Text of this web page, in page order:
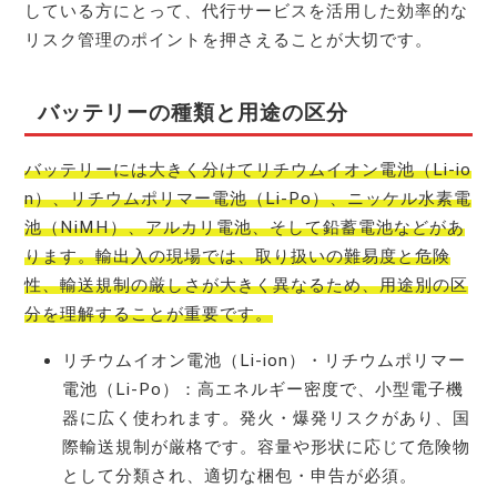
している方にとって、代行サービスを活用した効率的な
リスク管理のポイントを押さえることが大切です。
バッテリーの種類と用途の区分
バッテリーには大きく分けてリチウムイオン電池（Li-io
n）、リチウムポリマー電池（Li-Po）、ニッケル水素電
池（NiMH）、アルカリ電池、そして鉛蓄電池などがあ
ります。輸出入の現場では、取り扱いの難易度と危険
性、輸送規制の厳しさが大きく異なるため、用途別の区
分を理解することが重要です。
リチウムイオン電池（Li-ion）・リチウムポリマー
電池（Li-Po）：高エネルギー密度で、小型電子機
器に広く使われます。発火・爆発リスクがあり、国
際輸送規制が厳格です。容量や形状に応じて危険物
として分類され、適切な梱包・申告が必須。